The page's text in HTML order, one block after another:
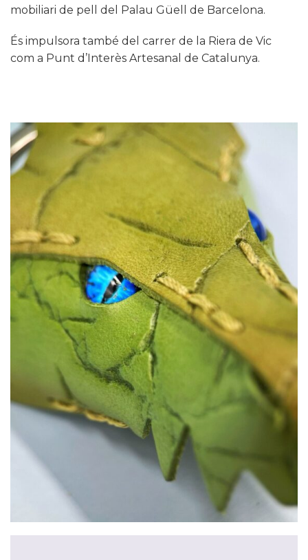
mobiliari de pell del Palau Güell de Barcelona.
És impulsora també del carrer de la Riera de Vic
com a Punt d’Interès Artesanal de Catalunya.